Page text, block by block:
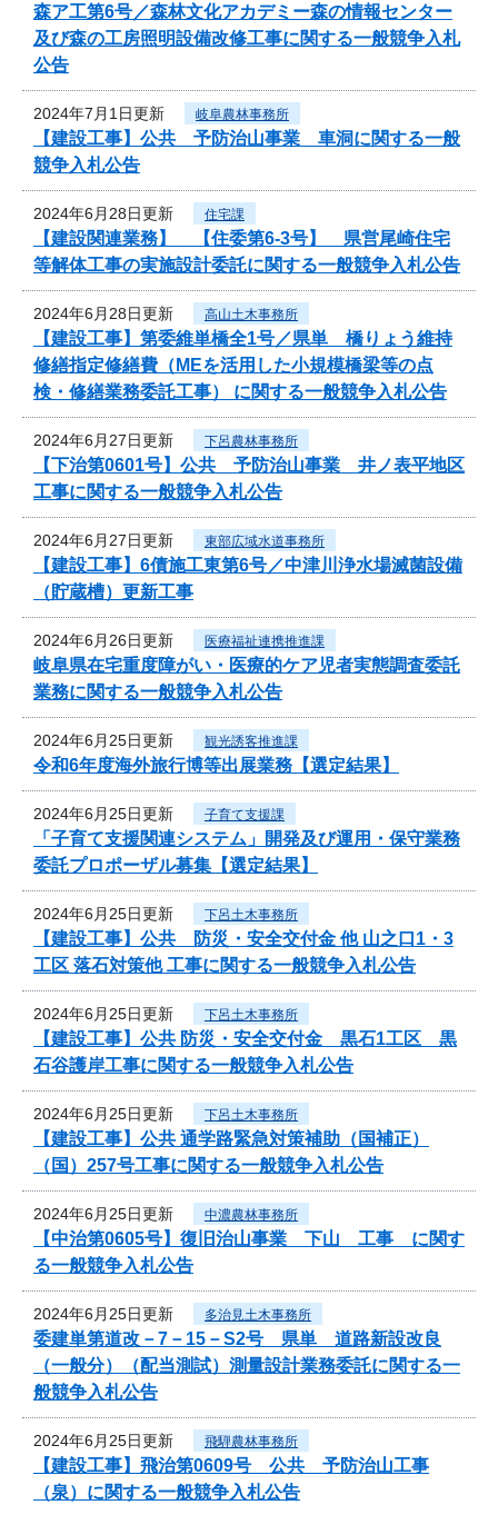
森ア工第6号／森林文化アカデミー森の情報センター
及び森の工房照明設備改修工事に関する一般競争入札
公告
2024年7月1日更新 岐阜農林事務所
【建設工事】公共 予防治山事業 車洞に関する一般
競争入札公告
2024年6月28日更新 住宅課
【建設関連業務】 【住委第6-3号】 県営尾崎住宅
等解体工事の実施設計委託に関する一般競争入札公告
2024年6月28日更新 高山土木事務所
【建設工事】第委維単橋全1号／県単 橋りょう維持
修繕指定修繕費（MEを活用した小規模橋梁等の点
検・修繕業務委託工事） に関する一般競争入札公告
2024年6月27日更新 下呂農林事務所
【下治第0601号】公共 予防治山事業 井ノ表平地区
工事に関する一般競争入札公告
2024年6月27日更新 東部広域水道事務所
【建設工事】6債施工東第6号／中津川浄水場滅菌設備
（貯蔵槽）更新工事
2024年6月26日更新 医療福祉連携推進課
岐阜県在宅重度障がい・医療的ケア児者実態調査委託
業務に関する一般競争入札公告
2024年6月25日更新 観光誘客推進課
令和6年度海外旅行博等出展業務【選定結果】
2024年6月25日更新 子育て支援課
「子育て支援関連システム」開発及び運用・保守業務
委託プロポーザル募集【選定結果】
2024年6月25日更新 下呂土木事務所
【建設工事】公共 防災・安全交付金 他 山之口1・3
工区 落石対策他 工事に関する一般競争入札公告
2024年6月25日更新 下呂土木事務所
【建設工事】公共 防災・安全交付金 黒石1工区 黒
石谷護岸工事に関する一般競争入札公告
2024年6月25日更新 下呂土木事務所
【建設工事】公共 通学路緊急対策補助（国補正）
（国）257号工事に関する一般競争入札公告
2024年6月25日更新 中濃農林事務所
【中治第0605号】復旧治山事業 下山 工事 に関す
る一般競争入札公告
2024年6月25日更新 多治見土木事務所
委建単第道改－7－15－S2号 県単 道路新設改良
（一般分）（配当測試）測量設計業務委託に関する一
般競争入札公告
2024年6月25日更新 飛騨農林事務所
【建設工事】飛治第0609号 公共 予防治山工事
（泉）に関する一般競争入札公告